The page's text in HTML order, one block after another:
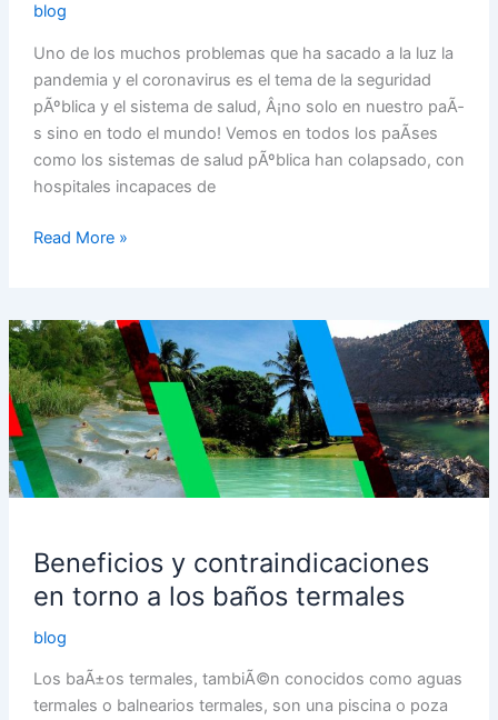
blog
Uno de los muchos problemas que ha sacado a la luz la
pandemia y el coronavirus es el tema de la seguridad
pÃºblica y el sistema de salud, Â¡no solo en nuestro paÃ­
s sino en todo el mundo! Vemos en todos los paÃ­ses
como los sistemas de salud pÃºblica han colapsado, con
hospitales incapaces de
Read More »
Beneficios y contraindicaciones
en torno a los baños termales
blog
Los baÃ±os termales, tambiÃ©n conocidos como aguas
termales o balnearios termales, son una piscina o poza
Beneficios
y
contraindicaciones
en
torno
a
los